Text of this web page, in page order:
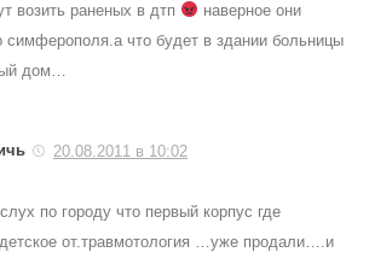
возить раненых в дтп
наверное они
симферополя.а что будет в здании больницы
дом…
20.08.2011 в 10:02
по городу что первый корпус где
от.травмотология …уже продали….и